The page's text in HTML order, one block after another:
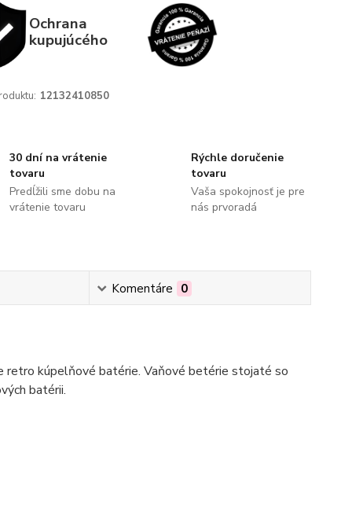
Ochrana
kupujúcého
12132410850
30 dní na vrátenie
tovaru
Predĺžili sme dobu na
vrátenie tovaru
Rýchle doručenie
tovaru
Vaša spokojnosť je pre
nás prvoradá
Komentáre 0
retro kúpelňové batérie. Vaňové betérie stojaté so
batérii.